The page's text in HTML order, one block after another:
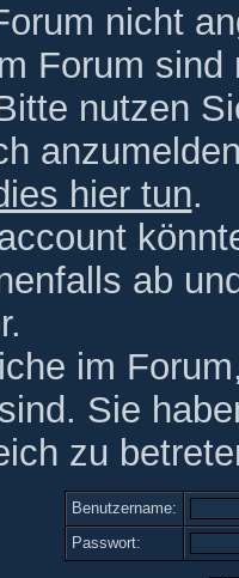
nicht
Forum
nutzen
hier tun.
ab
im
Sie
zu
Benutzername:
Passwort: